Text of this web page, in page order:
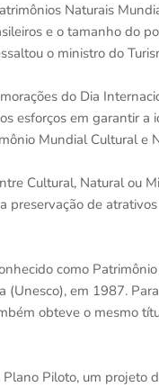
Naturais
e o tamanho do
o ministro do
do Dia
esforços em garantir a
Mundial Cultural e
Cultural, Natural ou
preservação de
como
(Unesco), em 1987.
obteve o mesmo
Piloto, um projeto